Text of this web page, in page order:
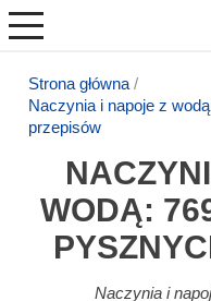
Strona główna
Naczynia i napoje z
przepisów
WODĄ:
Naczynia i